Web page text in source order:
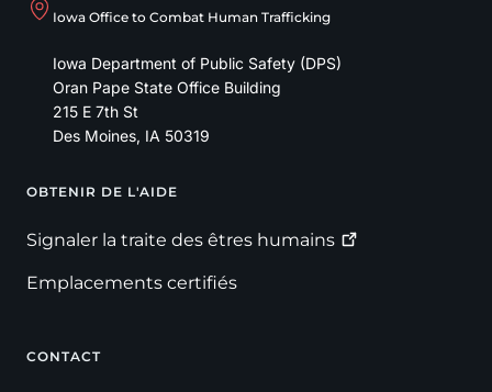
Iowa Office to Combat Human Trafficking
Iowa Department of Public Safety (DPS)
Oran Pape State Office Building
215 E 7th St
Des Moines, IA 50319
Footer
OBTENIR DE L'AIDE
Signaler la traite des êtres humains
Emplacements certifiés
CONTACT